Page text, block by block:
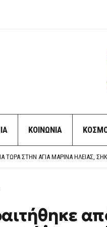
ΚΟΙΝΩΝΙΑ
ΥΠΟΨΉΦΙΟΣ ΔΉΜΑΡΧΟΣ ΣΙΚΆΓΟΥ
ΤΏΡΑ ΣΤΗΝ AΓΊΑ ΜΑΡΊΝΑ ΗΛΕΊΑΣ,
42ΧΡΟΝΟΣ ΟΔΗΓΌΣ ΜΗΧΑΝΉΣ ΣΤΗ
ΥΠΟΨΉΦΙΟΣ ΔΉΜΑΡΧΟΣ ΣΙΚΆΓΟΥ